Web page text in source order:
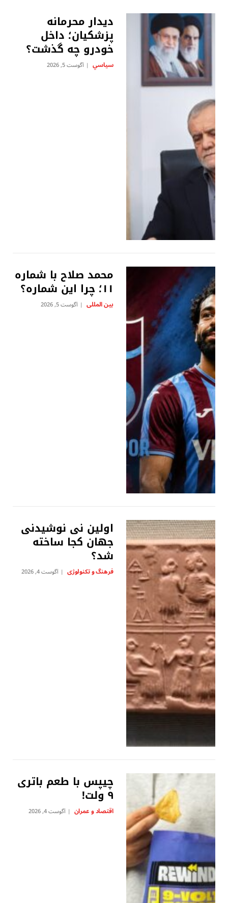
دیدار محرمانه
پزشکیان؛ داخل
خودرو چه گذشت؟
سياسي آگوست 5, 2026
محمد صلاح با شماره
۱۱؛ چرا این شماره؟
بين المللى آگوست 5, 2026
اولین نی نوشیدنی
جهان کجا ساخته
شد؟
فرهنگ و تکنولوژی آگوست 4, 2026
چیپس با طعم باتری
۹ ولت!
اقتصاد و عمران آگوست 4, 2026